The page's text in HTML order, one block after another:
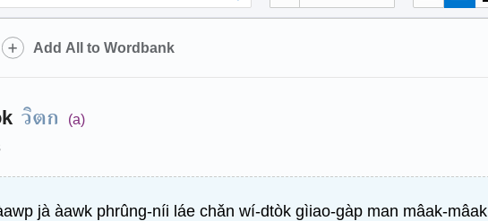
Add All to Wordbank
วิตก (a)
jà àawk phrûng-níi láe chǎn wí-dtòk gìiao-gàp man mâak-mâak